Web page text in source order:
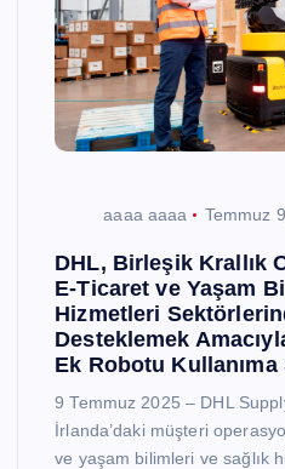
aaaa aaaa Temmuz
DHL, Birleşik Krallık
E-Ticaret ve Yaşam
Hizmetleri
Desteklemek
Ek Robotu Kullanıma
9 Temmuz 2025 – DHL
İrlanda’daki müşteri
ve yaşam bilimleri ve sağlık